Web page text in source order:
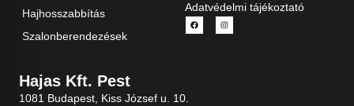
Hajhosszabbítás
Szalonberendezések
Adatvédelmi tájékoztató
Hajas Kft. Pest
1081 Budapest, Kiss József u. 10.